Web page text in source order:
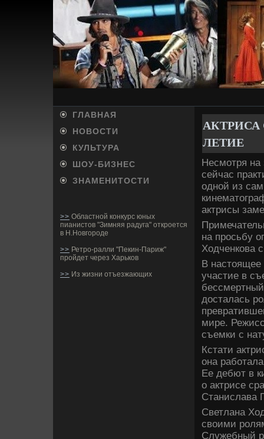
ГЛАВНАЯ
НОВОСТИ
КУЛЬТУРА
ШОУ-БИ­ЗНЕС
ЗНАМЕНИТОСТИ
>> Областной конкурс юных
пианистов "Зимняя радуга" откроется
в Н.Новгороде
>> Ретро-ралли "Пекин-Париж"
пройдет через Харьков
>> Из жизни отъезжающих
АКТРИСА
ЛЕТИЕ
Несмотря на
сейчас
одной из
актрисы
на просьбу
Ходченкова
В настоящее
участие в
досталась
мире.
съемки с
Кстати
она
Ее де­бют в
о актрисе
Станислава
Све­тлана
своими
Служебный